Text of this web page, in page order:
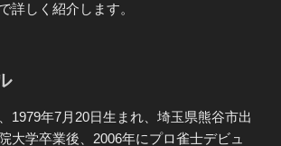
詳しく紹介します。
1979年7月20日生まれ、埼玉県熊谷市出
大学卒業後、2006年にプロ雀士デビュ